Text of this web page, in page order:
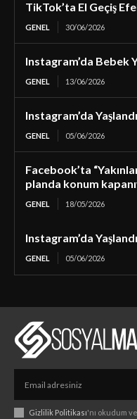
TikTok’ta El Geçiş
GENEL 30/06/2026
Instagram’da Bebek
GENEL 13/06/2026
Instagram’da
GENEL 05/06/2026
Facebook’ta
planda konum
GENEL 18/05/2026
Instagram’da
GENEL 05/06/2026
Gizlilik Politikası'nı okudum